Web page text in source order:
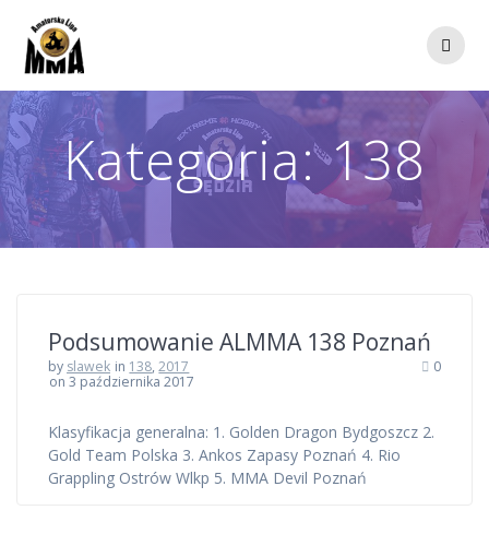
Kategoria:138
Podsumowanie ALMMA 138 Poznań
by slawek in 138,2017
on 3 października 2017
0
Klasyfikacja generalna: 1. Golden Dragon Bydgoszcz 2.
Gold Team Polska 3. Ankos Zapasy Poznań 4. Rio
Grappling Ostrów Wlkp 5. MMA Devil Poznań